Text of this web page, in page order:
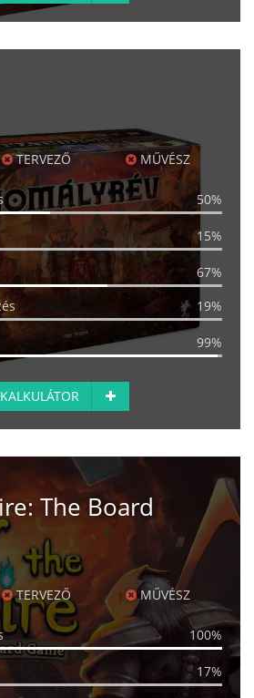
TERVEZŐ MŰVÉSZ
50%
15%
67%
19%
99%
The Board
TERVEZŐ MŰVÉSZ
100%
17%